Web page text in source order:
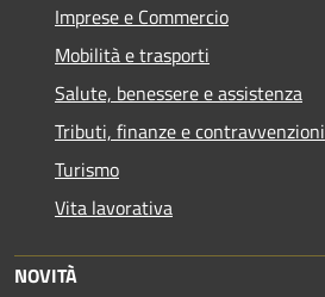
Imprese e Commercio
Mobilità e trasporti
Salute, benessere e assistenza
Tributi, finanze e contravvenzioni
Turismo
Vita lavorativa
NOVITÀ